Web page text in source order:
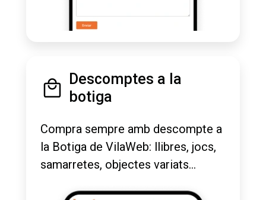
Descomptes a la
botiga
Compra sempre amb descompte a
la Botiga de VilaWeb: llibres, jocs,
samarretes, objectes variats...